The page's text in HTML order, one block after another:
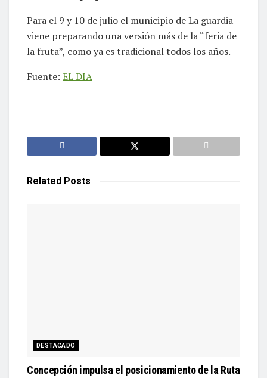
Para el 9 y 10 de julio el municipio de La guardia
viene preparando una versión más de la “feria de
la fruta”, como ya es tradicional todos los años.
Fuente: EL DIA
Related Posts
DESTACADO
Concepción impulsa el posicionamiento de la Ruta